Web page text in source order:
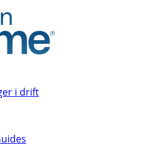
i drift